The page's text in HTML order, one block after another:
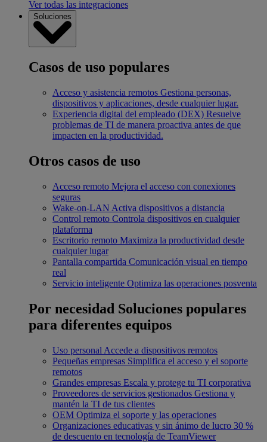
Ver todas las integraciones
Soluciones
Casos de uso populares
Acceso y asistencia remotos Gestiona personas,
dispositivos y aplicaciones, desde cualquier lugar.
Experiencia digital del empleado (DEX) Resuelve
problemas de TI de manera proactiva antes de que
impacten en la productividad.
Otros casos de uso
Acceso remoto Mejora el acceso con conexiones
seguras
Wake-on-LAN Activa dispositivos a distancia
Control remoto Controla dispositivos en cualquier
plataforma
Escritorio remoto Maximiza la productividad desde
cualquier lugar
Pantalla compartida Comunicación visual en tiempo
real
Servicio inteligente Optimiza las operaciones posventa
Por necesidad Soluciones populares
para diferentes equipos
Uso personal Accede a dispositivos remotos
Pequeñas empresas Simplifica el acceso y el soporte
remotos
Grandes empresas Escala y protege tu TI corporativa
Proveedores de servicios gestionados Gestiona y
mantén la TI de tus clientes
OEM Optimiza el soporte y las operaciones
Organizaciones educativas y sin ánimo de lucro 30 %
de descuento en tecnología de TeamViewer